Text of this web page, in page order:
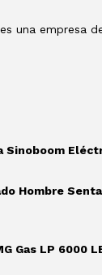
una empresa
Sinoboom
Hombre
Gas LP 6000